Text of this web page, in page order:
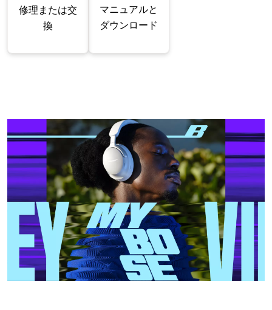
修理または交
換
マニュアルと
ダウンロード